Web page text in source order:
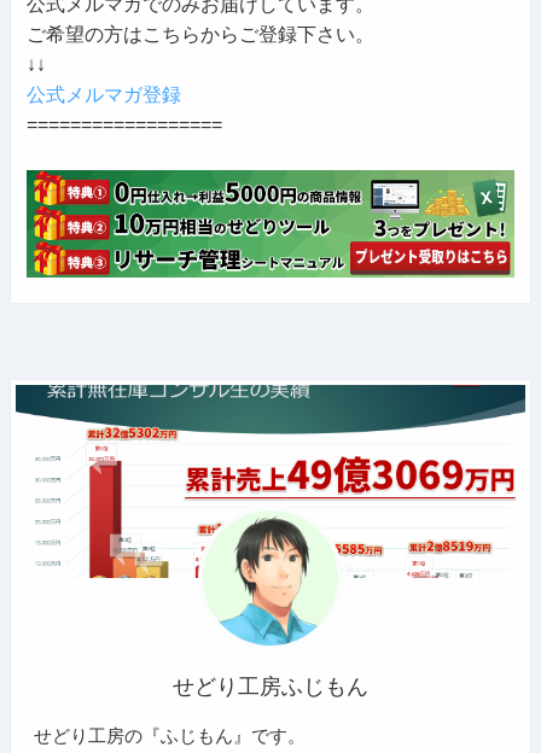
ご希望の方はこちらからご登録下さい。
↓↓
公式メルマガ登録
==================
せどり工房ふじもん
せどり工房の『ふじもん』です。